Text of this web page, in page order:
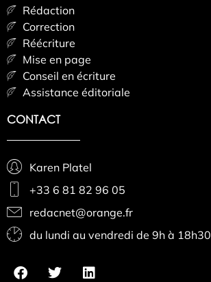
Rédaction
Correction
Réécriture
Mise en page
Conseil en écriture
Assistance éditoriale
CONTACT
Karen Platel
+33 6 81 82 96 05
redacnet@orange.fr
du lundi au vendredi de 9h à 18h30